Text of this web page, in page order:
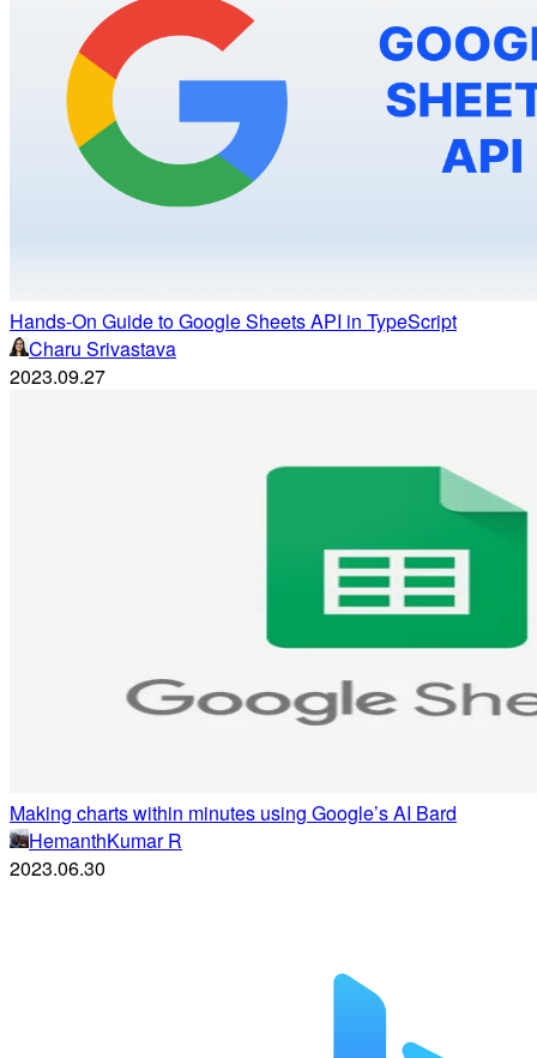
Hands-On Guide to Google Sheets API in TypeScript
Charu Srivastava
2023.09.27
Making charts within minutes using Google’s AI Bard
HemanthKumar R
2023.06.30